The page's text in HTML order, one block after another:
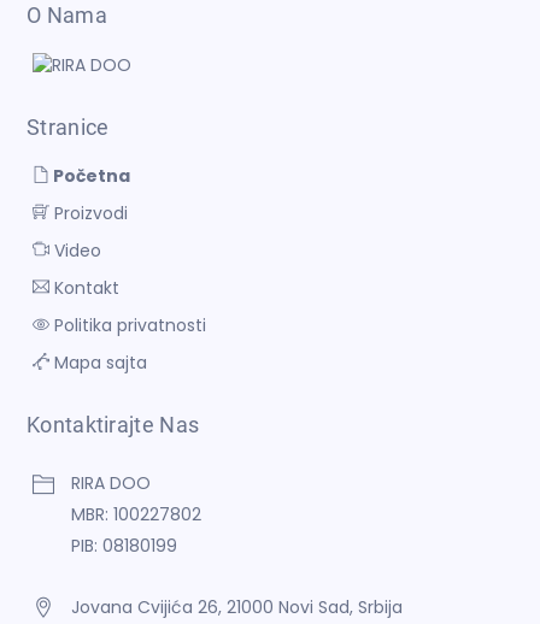
O Nama
Stranice
Početna
Proizvodi
Video
Kontakt
Politika privatnosti
Mapa sajta
Kontaktirajte Nas
RIRA DOO
MBR: 100227802
PIB: 08180199
Jovana Cvijića 26, 21000 Novi Sad, Srbija